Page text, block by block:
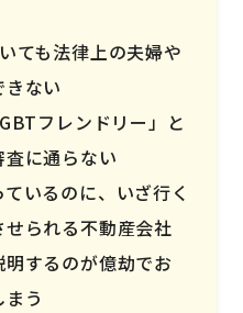
ても法律上の夫婦や
ない
フレンドリー」と
に通らない
いるのに、いざ行く
られる不動産会社
するのが億劫でお
う